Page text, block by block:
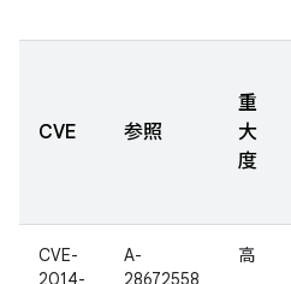
CVE 参照
重
大
度
CVE-
2014-
A-
28672558
高